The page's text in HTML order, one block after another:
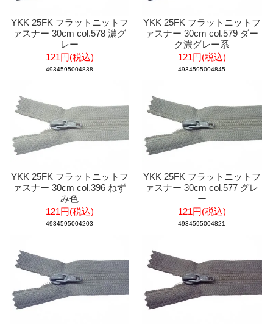
YKK 25FK フラットニットフ
ァスナー 30cm col.578 濃グ
レー
121円(税込)
4934595004838
YKK 25FK フラットニットフ
ァスナー 30cm col.579 ダー
ク濃グレー系
121円(税込)
4934595004845
YKK 25FK フラットニットフ
ァスナー 30cm col.396 ねず
み色
121円(税込)
4934595004203
YKK 25FK フラットニットフ
ァスナー 30cm col.577 グレ
ー
121円(税込)
4934595004821